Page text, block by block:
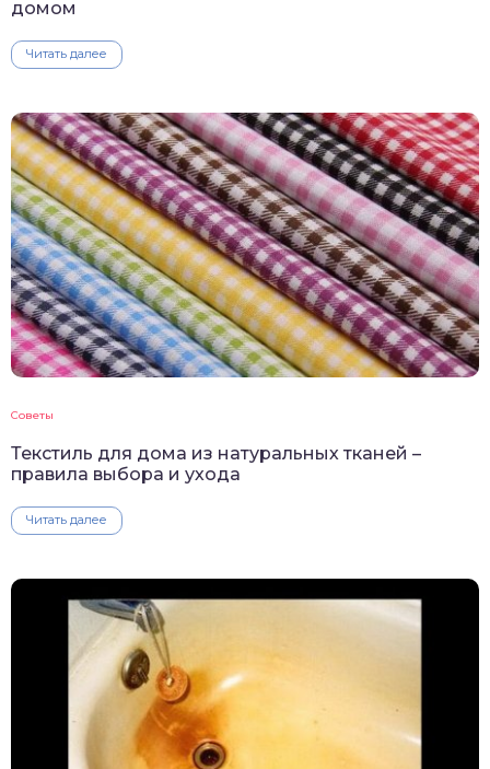
домом
Читать далее
Советы
Текстиль для дома из натуральных тканей –
правила выбора и ухода
Читать далее